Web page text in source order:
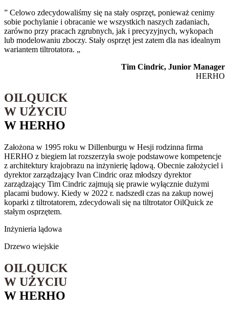
” Celowo zdecydowaliśmy się na stały osprzęt, ponieważ cenimy
sobie pochylanie i obracanie we wszystkich naszych zadaniach,
zarówno przy pracach zgrubnych, jak i precyzyjnych, wykopach
lub modelowaniu zboczy. Stały osprzęt jest zatem dla nas idealnym
wariantem tiltrotatora. „
Tim Cindric, Junior Manager
HERHO
OILQUICK
W UŻYCIU
W HERHO
Założona w 1995 roku w Dillenburgu w Hesji rodzinna firma
HERHO z biegiem lat rozszerzyła swoje podstawowe kompetencje
z architektury krajobrazu na inżynierię lądową. Obecnie założyciel i
dyrektor zarządzający Ivan Cindric oraz młodszy dyrektor
zarządzający Tim Cindric zajmują się prawie wyłącznie dużymi
placami budowy. Kiedy w 2022 r. nadszedł czas na zakup nowej
koparki z tiltrotatorem, zdecydowali się na tiltrotator OilQuick ze
stałym osprzętem.
Inżynieria lądowa
Drzewo wiejskie
OILQUICK
W UŻYCIU
W HERHO